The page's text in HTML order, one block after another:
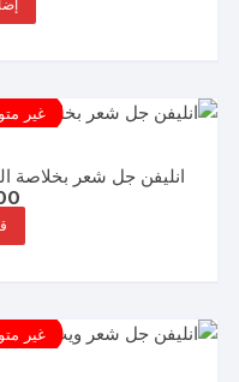
غير
انليفن جل شعر بخلاصة
غير